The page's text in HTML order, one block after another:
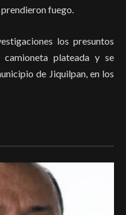
fuego.
los presuntos
camioneta plateada y se
de Jiquilpan, en los